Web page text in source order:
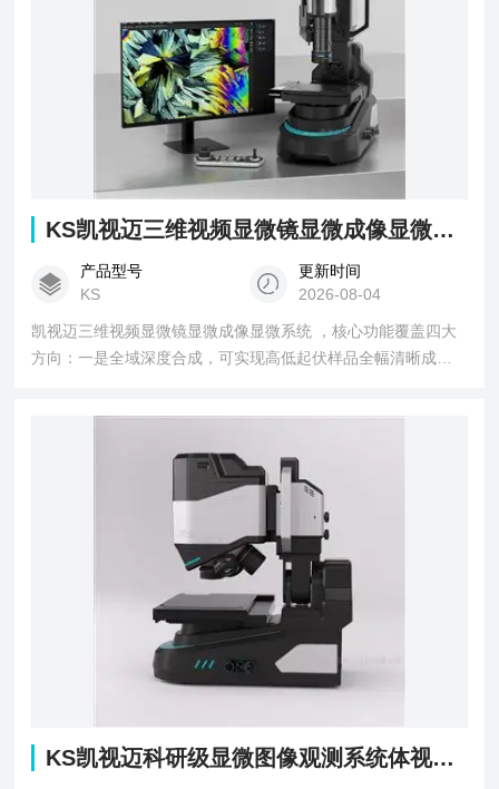
KS凯视迈三维视频显微镜显微成像显微系统
产品型号
KS
更新时间
2026-08-04
凯视迈三维视频显微镜显微成像显微系统 ，核心功能覆盖四大
方向：一是全域深度合成，可实现高低起伏样品全幅清晰成
微米级2D/3D精密测量，可输出长度、高度、体积、粗糙度等多
维度数据，满足量化分析需求。
KS凯视迈科研级显微图像观测系统体视显微镜